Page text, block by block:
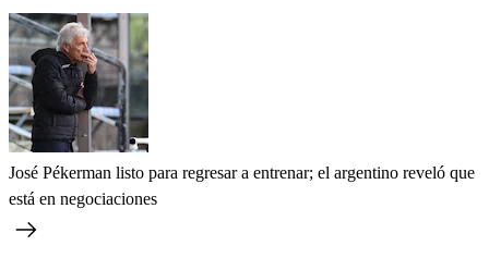
José Pékerman listo para regresar a entrenar; el argentino reveló que
está en negociaciones